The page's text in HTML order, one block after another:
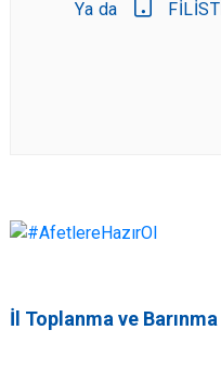
Ya da
İl Toplanma ve